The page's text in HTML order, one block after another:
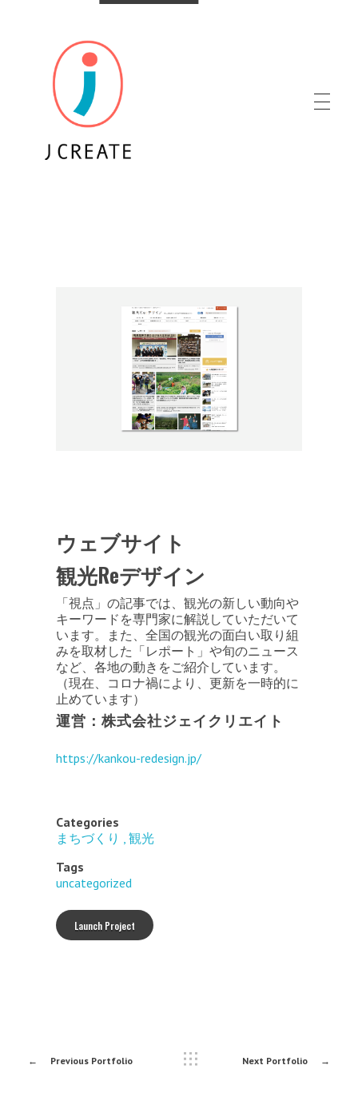
ウェブサイト
観光Reデザイン
「視点」の記事では、観光の新しい動向や
キーワードを専門家に解説していただいて
います。また、全国の観光の面白い取り組
みを取材した「レポート」や旬のニュース
など、各地の動きをご紹介しています。
（現在、コロナ禍により、更新を一時的に
止めています）
運営：株式会社ジェイクリエイト
https://kankou-redesign.jp/
Categories
まちづくり
観光
Tags
uncategorized
Launch Project
Previous Portfolio Next Portfolio